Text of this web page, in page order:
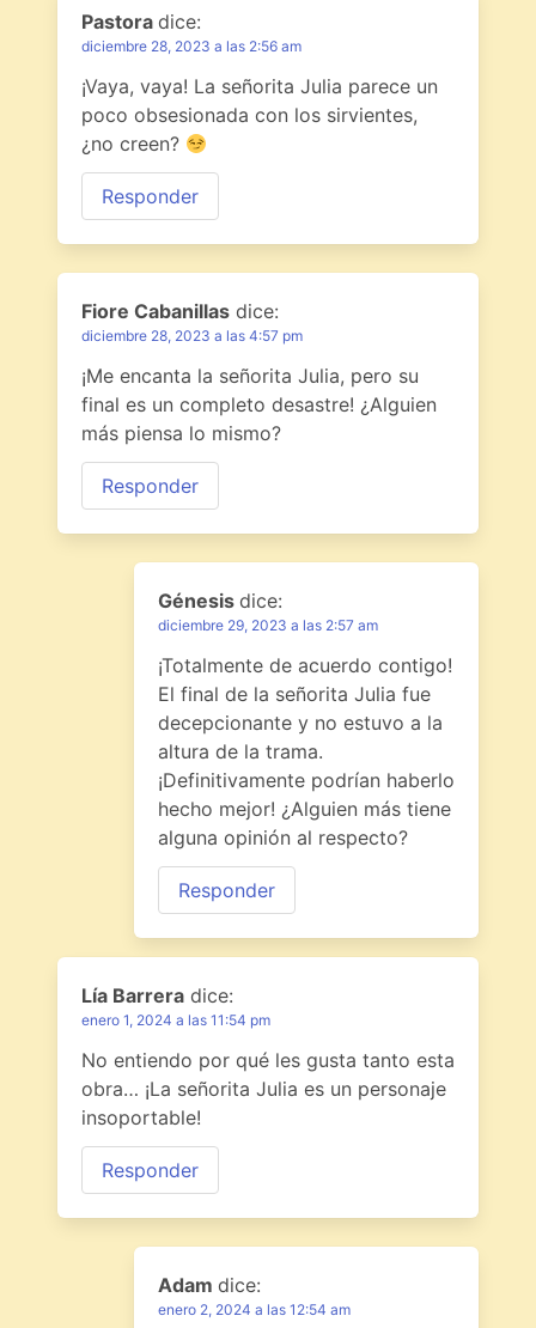
Pastora dice:
diciembre 28, 2023 a las 2:56 am
¡Vaya, vaya! La señorita Julia parece un
poco obsesionada con los sirvientes,
¿no creen?
Responder
Fiore Cabanillas dice:
diciembre 28, 2023 a las 4:57 pm
¡Me encanta la señorita Julia, pero su
final es un completo desastre! ¿Alguien
más piensa lo mismo?
Responder
Génesis dice:
diciembre 29, 2023 a las 2:57 am
¡Totalmente de acuerdo contigo!
El final de la señorita Julia fue
decepcionante y no estuvo a la
altura de la trama.
¡Definitivamente podrían haberlo
hecho mejor! ¿Alguien más tiene
alguna opinión al respecto?
Responder
Lía Barrera dice:
enero 1, 2024 a las 11:54 pm
No entiendo por qué les gusta tanto esta
obra… ¡La señorita Julia es un personaje
insoportable!
Responder
Adam dice:
enero 2, 2024 a las 12:54 am